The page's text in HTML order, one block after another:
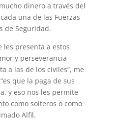
dinero a través del
una de las Fuerzas
de Seguridad.
les presenta a estos
y perseverancia
a las de los civiles”, me
que la paga de sus
y eso nos les permite
como solteros o como
Alfil.